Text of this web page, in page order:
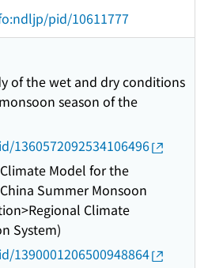
pid/10611777
of the wet and dry conditions
season of the
1360572092534106496
Model for the
Summer Monsoon
Climate
System)
1390001206500948864